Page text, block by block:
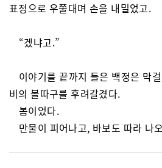
표정으로 우쭐대며 손을 내밀었고.
“겠냐고.”
이야기를 끝까지 들은 백정은 막
비의 볼따구를 후려갈겼다.
봄이었다.
만물이 피어나고, 바보도 따라 나